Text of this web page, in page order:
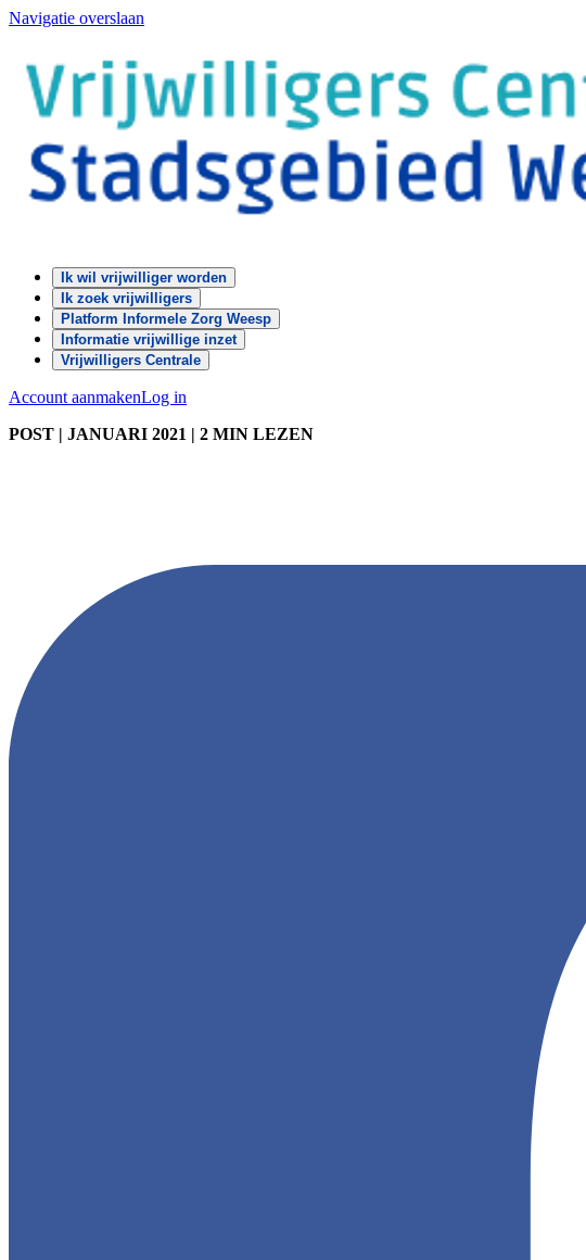
Navigatie overslaan
Ik wil vrijwilliger worden
Ik zoek vrijwilligers
Platform Informele Zorg Weesp
Informatie vrijwillige inzet
Vrijwilligers Centrale
Account aanmakenLog in
POST | JANUARI 2021 | 2 MIN LEZEN